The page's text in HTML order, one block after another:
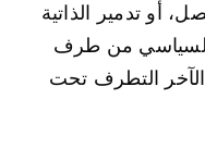
أو تدمير الذاتية
السياسي من طرف
التطرف تحت